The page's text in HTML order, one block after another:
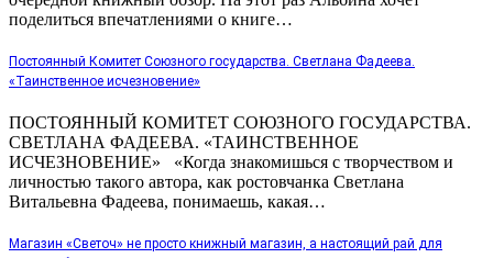
поделиться впечатлениями о книге…
Постоянный Комитет Союзного государства. Светлана Фадеева.
«Таинственное исчезновение»
ПОСТОЯННЫЙ КОМИТЕТ СОЮЗНОГО ГОСУДАРСТВА.
СВЕТЛАНА ФАДЕЕВА. «ТАИНСТВЕННОЕ
ИСЧЕЗНОВЕНИЕ» «Когда знакомишься с творчеством и
личностью такого автора, как ростовчанка Светлана
Витальевна Фадеева, понимаешь, какая…
Магазин «Светоч» не просто книжный магазин, а настоящий рай для